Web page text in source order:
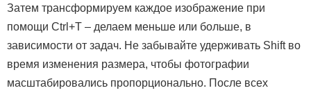
Затем трансформируем каждое изображение при
помощи Ctrl+T – делаем меньше или больше, в
зависимости от задач. Не забывайте удерживать Shift во
время изменения размера, чтобы фотографии
масштабировались пропорционально. После всех